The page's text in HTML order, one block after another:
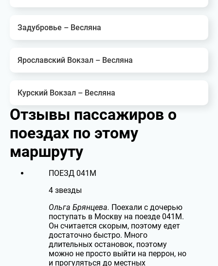
Задубровье – Весляна
Ярославский Вокзал – Весляна
Курский Вокзал – Весляна
Отзывы пассажиров о
поездах по этому
маршруту
ПОЕЗД 041М
4 звезды
Ольга Брянцева. Поехали с дочерью
поступать в Москву на поезде 041М.
Он считается скорым, поэтому едет
достаточно быстро. Много
длительных остановок, поэтому
можно не просто выйти на перрон, но
и прогуляться до местных